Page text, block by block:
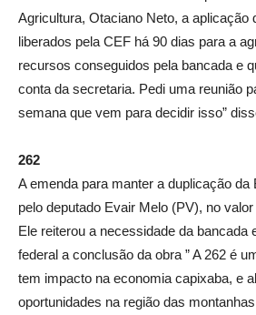
Agricultura, Otaciano Neto, a aplicação
liberados pela CEF há 90 dias para a
recursos conseguidos pela bancada e
conta da secretaria. Pedi uma reunião
semana que vem para decidir isso”
262
A emenda para manter a duplicação da
pelo deputado Evair Melo (PV), no
Ele reiterou a necessidade da bancada
federal a conclusão da obra ” A 262 é
tem impacto na economia capixaba, e
oportunidades na região das